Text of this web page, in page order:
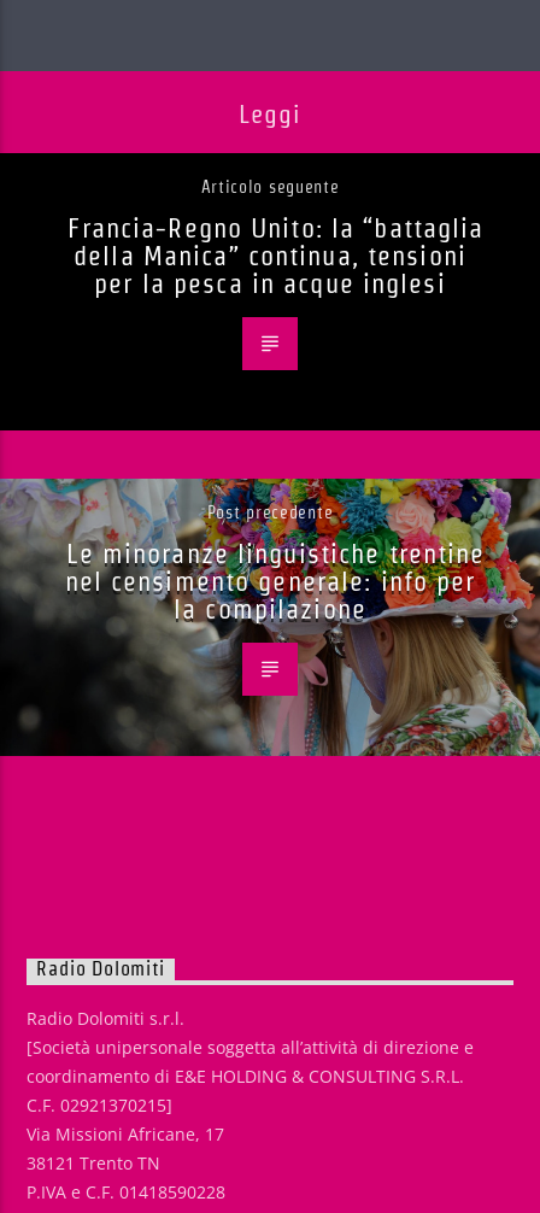
Leggi
Articolo seguente
Francia-Regno Unito: la “battaglia
della Manica” continua, tensioni
per la pesca in acque inglesi
Post precedente
Le minoranze linguistiche trentine
nel censimento generale: info per
la compilazione
Radio Dolomiti
Radio Dolomiti s.r.l.
[Società unipersonale soggetta all’attività di direzione e
coordinamento di E&E HOLDING & CONSULTING S.R.L.
C.F. 02921370215]
Via Missioni Africane, 17
38121 Trento TN
P.IVA e C.F. 01418590228